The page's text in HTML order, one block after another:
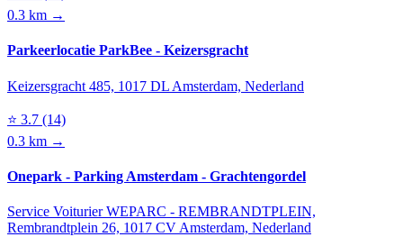
0.3 km →
Parkeerlocatie ParkBee - Keizersgracht
Keizersgracht 485, 1017 DL Amsterdam, Nederland
⭐ 3.7 (14)
0.3 km →
Onepark - Parking Amsterdam - Grachtengordel
Service Voiturier WEPARC - REMBRANDTPLEIN,
Rembrandtplein 26, 1017 CV Amsterdam, Nederland